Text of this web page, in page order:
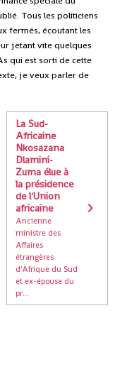
Tous les politiciens
fermés, écoutant les
jetant vite quelques
qui est sorti de cette
je veux parler de
La Sud-
Africaine
Nkosazana
Dlamini-
Zuma élue à
la présidence
de l'Union
africaine
Ancienne
ministre des
Affaires
étrangères
d'Afrique du Sud
et ex-épouse du
pr...